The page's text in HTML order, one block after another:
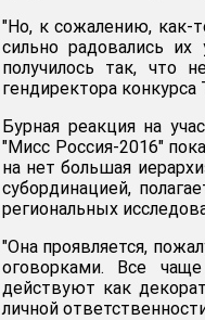
"Но, к сожалению, как-
сильно радовались
получилось так, что
гендиректора конкурса
Бурная реакция на
"Мисс Россия-2016"
на нет большая
субординацией,
региональных
"Она проявляется,
оговорками. Все
действуют как
личной